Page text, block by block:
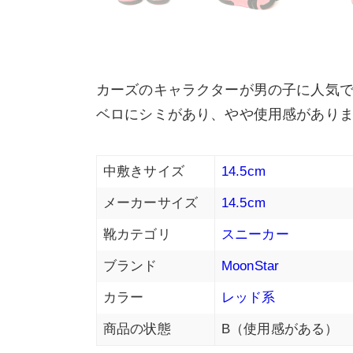
カーズのキャラクターが男の子に人気で
ベロにシミがあり、やや使用感があり
中敷きサイズ 14.5cm
メーカーサイズ 14.5cm
靴カテゴリ スニーカー
ブランド MoonStar
カラー レッド系
商品の状態 B（使用感がある）